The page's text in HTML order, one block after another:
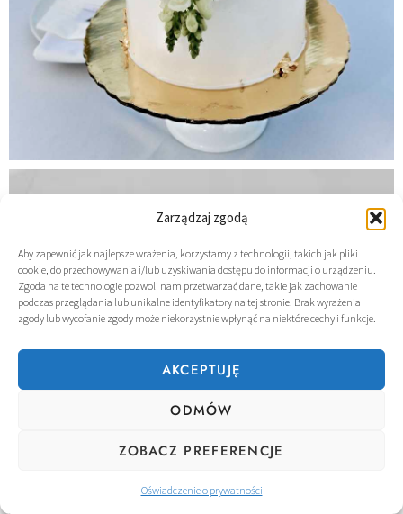
Zarządzaj zgodą
Aby zapewnić jak najlepsze wrażenia, korzystamy z technologii, takich jak pliki
cookie, do przechowywania i/lub uzyskiwania dostępu do informacji o urządzeniu.
Zgoda na te technologie pozwoli nam przetwarzać dane, takie jak zachowanie
podczas przeglądania lub unikalne identyfikatory na tej stronie. Brak wyrażenia
zgody lub wycofanie zgody może niekorzystnie wpłynąć na niektóre cechy i funkcje.
AKCEPTUJĘ
ODMÓW
ZOBACZ PREFERENCJE
Oświadczenie o prywatności